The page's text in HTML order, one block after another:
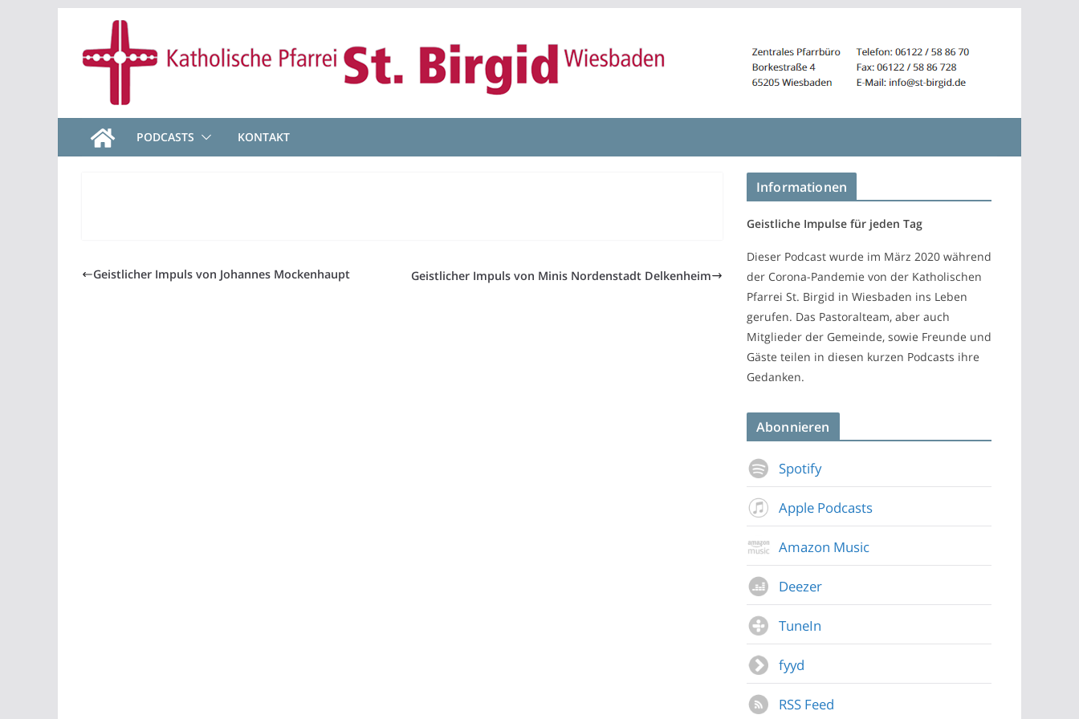
springen
PODCASTS KONTAKT
Geistlicher Impuls von Johannes Mockenhaupt Geistlicher Impuls von Minis Nordenstadt Delkenheim
Informationen
Geistliche Impulse für jeden Tag
Dieser Podcast wurde im März 2020 während
der Corona-Pandemie von der Katholischen
Pfarrei St. Birgid in Wiesbaden ins Leben
gerufen. Das Pastoralteam, aber auch
Mitglieder der Gemeinde, sowie Freunde und
Gäste teilen in diesen kurzen Podcasts ihre
Gedanken.
Abonnieren
Spotify
Apple Podcasts
Amazon Music
Deezer
TuneIn
fyyd
RSS Feed